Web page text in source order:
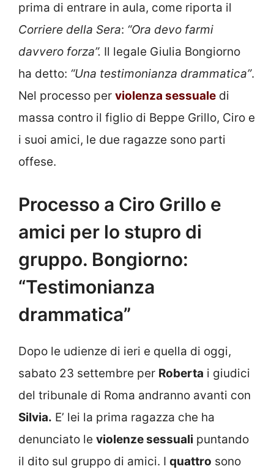
prima di entrare in aula, come riporta il
Corriere della Sera: “Ora devo farmi
davvero forza”. Il legale Giulia Bongiorno
ha detto: “Una testimonianza drammatica”.
Nel processo per violenza sessuale di
massa contro il figlio di Beppe Grillo, Ciro e
i suoi amici, le due ragazze sono parti
offese.
Processo a Ciro Grillo e
amici per lo stupro di
gruppo. Bongiorno:
“Testimonianza
drammatica”
Dopo le udienze di ieri e quella di oggi,
sabato 23 settembre per Roberta i giudici
del tribunale di Roma andranno avanti con
Silvia. E’ lei la prima ragazza che ha
denunciato le violenze sessuali puntando
il dito sul gruppo di amici. I quattro sono